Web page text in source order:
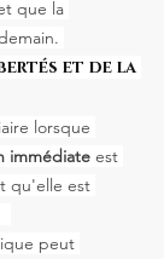
que la
et de la
lorsque
immédiate est
qu'elle est
peut